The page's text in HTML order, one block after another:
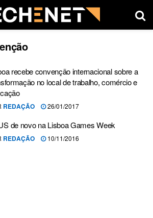
recebe convenção internacional sobre a
no local de trabalho, comércio e
REDAÇÃO 26/01/2017
de novo na Lisboa Games Week
REDAÇÃO 10/11/2016